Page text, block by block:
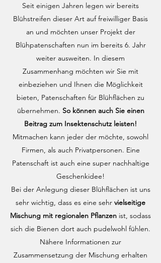
Seit einigen Jahren legen wir bereits
Blühstreifen dieser Art auf freiwilliger Basis
an und möchten unser Projekt der
Blühpatenschaften nun im bereits 6. Jahr
weiter ausweiten. In diesem
Zusammenhang möchten wir Sie mit
einbeziehen und Ihnen die Möglichkeit
bieten, Patenschaften für Blühflächen zu
übernehmen. So können auch Sie einen
Beitrag zum Insektenschutz leisten!
Mitmachen kann jeder der möchte, sowohl
Firmen, als auch Privatpersonen. Eine
Patenschaft ist auch eine super nachhaltige
Geschenkidee!
Bei der Anlegung dieser Blühflächen ist uns
sehr wichtig, dass es eine sehr vielseitige
Mischung mit regionalen Pflanzen ist, sodass
sich die Bienen dort auch pudelwohl fühlen.
Nähere Informationen zur
Zusammensetzung der Mischung erhalten